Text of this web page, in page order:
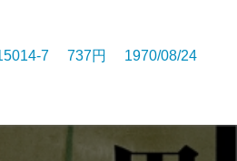
7 737円 1970/08/24